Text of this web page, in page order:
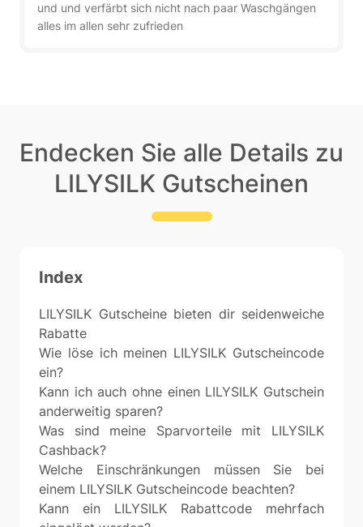
und und verfärbt sich nicht nach paar Waschgängen
alles im allen sehr zufrieden
Endecken Sie alle Details zu
LILYSILK Gutscheinen
Index
LILYSILK Gutscheine bieten dir seidenweiche
Rabatte
Wie löse ich meinen LILYSILK Gutscheincode
ein?
Kann ich auch ohne einen LILYSILK Gutschein
anderweitig sparen?
Was sind meine Sparvorteile mit LILYSILK
Cashback?
Welche Einschränkungen müssen Sie bei
einem LILYSILK Gutscheincode beachten?
Kann ein LILYSILK Rabattcode mehrfach